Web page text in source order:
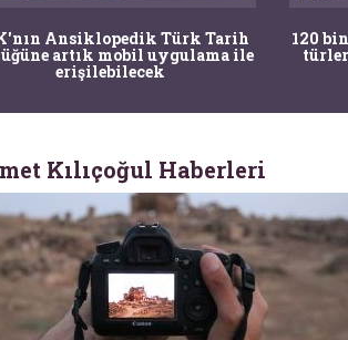
Ansiklopedik Türk Tarih
artık mobil uygulama ile
erişilebilecek
120
Kılıçoğul Haberleri